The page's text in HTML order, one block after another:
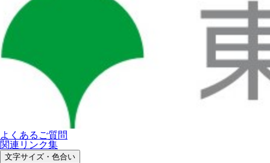
よくあるご質問
関連リンク集
文字サイズ・色合い